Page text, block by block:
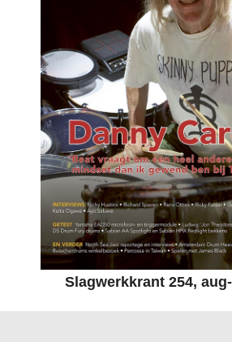
Slagwerkkrant 254,